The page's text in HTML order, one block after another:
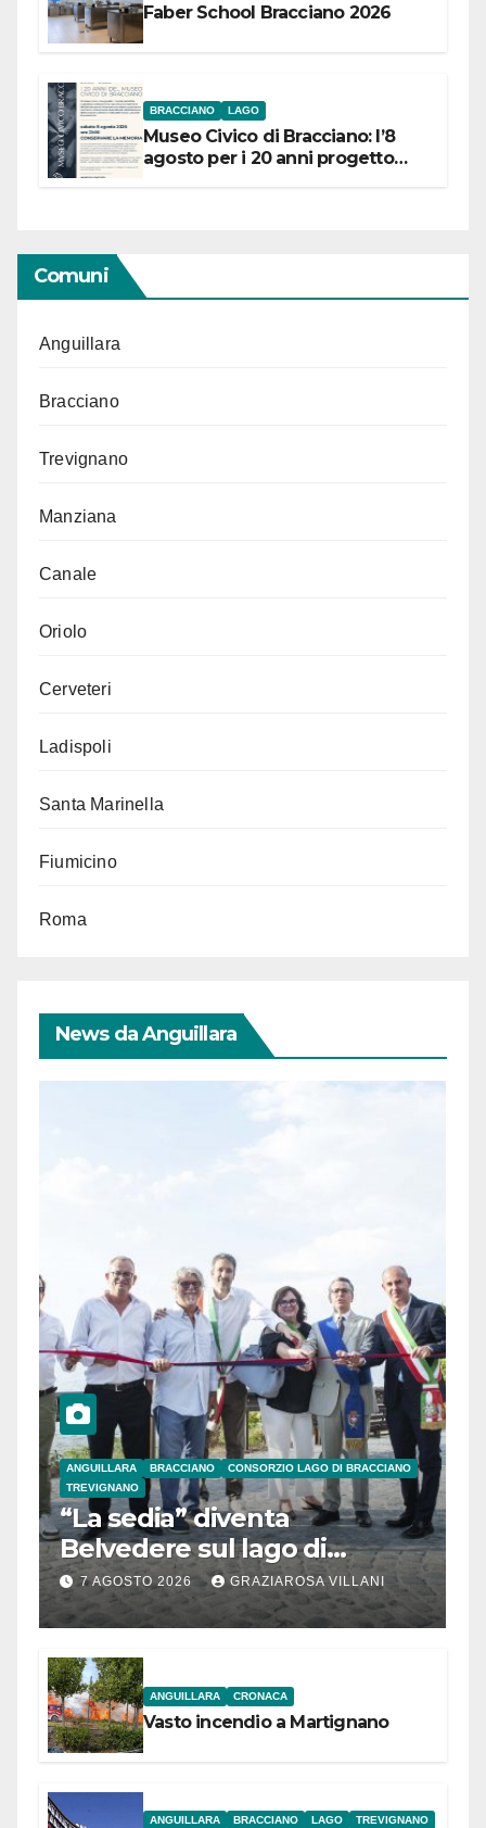
Faber School Bracciano 2026
BRACCIANO LAGO
Museo Civico di Bracciano: l’8
agosto per i 20 anni progetto
Comuni
Anguillara
Bracciano
Trevignano
Manziana
Canale
Oriolo
Cerveteri
Ladispoli
Santa Marinella
Fiumicino
Roma
News da Anguillara
ANGUILLARA BRACCIANO
CONSORZIO LAGO DI BRACCIANO
TREVIGNANO
“La sedia” diventa
Belvedere sul lago di
Bracciano: ieri
l’inaugurazione
7 AGOSTO 2026 GRAZIAROSA VILLANI
ANGUILLARA CRONACA
Vasto incendio a Martignano
ANGUILLARA BRACCIANO LAGO TREVIGNANO